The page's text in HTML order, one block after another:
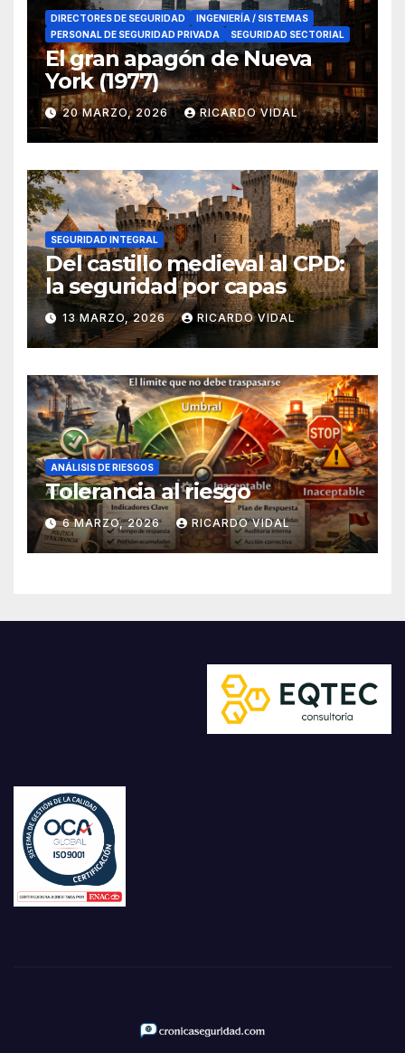
DIRECTORES DE SEGURIDAD
INGENIERÍA / SISTEMAS
PERSONAL DE SEGURIDAD PRIVADA
SEGURIDAD SECTORIAL
El gran apagón de Nueva
York (1977)
20 MARZO, 2026 RICARDO VIDAL
SEGURIDAD INTEGRAL
Del castillo medieval al CPD:
la seguridad por capas
13 MARZO, 2026 RICARDO VIDAL
ANÁLISIS DE RIESGOS
Tolerancia al riesgo
6 MARZO, 2026 RICARDO VIDAL